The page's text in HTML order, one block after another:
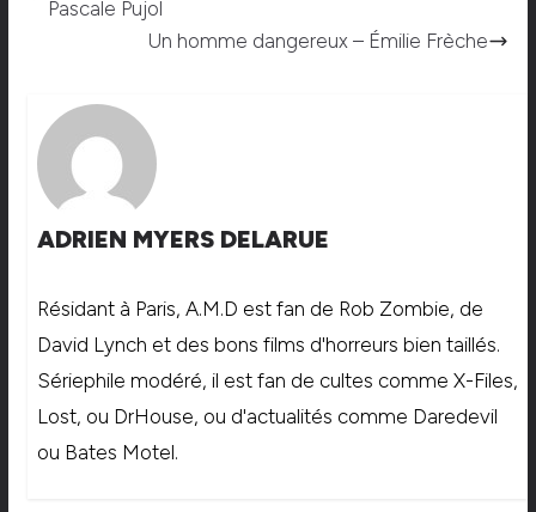
Pascale Pujol
Un homme dangereux – Émilie Frèche
ADRIEN MYERS DELARUE
Résidant à Paris, A.M.D est fan de Rob Zombie, de
David Lynch et des bons films d'horreurs bien taillés.
Sériephile modéré, il est fan de cultes comme X-Files,
Lost, ou DrHouse, ou d'actualités comme Daredevil
ou Bates Motel.